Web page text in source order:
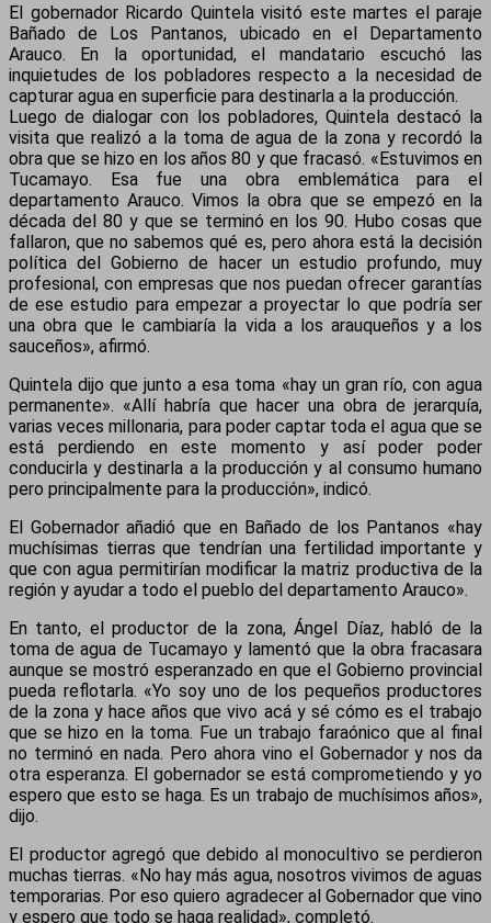
El gobernador Ricardo Quintela visitó este martes el paraje
Bañado de Los Pantanos, ubicado en el Departamento
Arauco. En la oportunidad, el mandatario escuchó las
inquietudes de los pobladores respecto a la necesidad de
capturar agua en superficie para destinarla a la producción.
Luego de dialogar con los pobladores, Quintela destacó la
visita que realizó a la toma de agua de la zona y recordó la
obra que se hizo en los años 80 y que fracasó. «Estuvimos en
Tucamayo. Esa fue una obra emblemática para el
departamento Arauco. Vimos la obra que se empezó en la
década del 80 y que se terminó en los 90. Hubo cosas que
fallaron, que no sabemos qué es, pero ahora está la decisión
política del Gobierno de hacer un estudio profundo, muy
profesional, con empresas que nos puedan ofrecer garantías
de ese estudio para empezar a proyectar lo que podría ser
una obra que le cambiaría la vida a los arauqueños y a los
sauceños», afirmó.
Quintela dijo que junto a esa toma «hay un gran río, con agua
permanente». «Allí habría que hacer una obra de jerarquía,
varias veces millonaria, para poder captar toda el agua que se
está perdiendo en este momento y así poder poder
conducirla y destinarla a la producción y al consumo humano
pero principalmente para la producción», indicó.
El Gobernador añadió que en Bañado de los Pantanos «hay
muchísimas tierras que tendrían una fertilidad importante y
que con agua permitirían modificar la matriz productiva de la
región y ayudar a todo el pueblo del departamento Arauco».
En tanto, el productor de la zona, Ángel Díaz, habló de la
toma de agua de Tucamayo y lamentó que la obra fracasara
aunque se mostró esperanzado en que el Gobierno provincial
pueda reflotarla. «Yo soy uno de los pequeños productores
de la zona y hace años que vivo acá y sé cómo es el trabajo
que se hizo en la toma. Fue un trabajo faraónico que al final
no terminó en nada. Pero ahora vino el Gobernador y nos da
otra esperanza. El gobernador se está comprometiendo y yo
espero que esto se haga. Es un trabajo de muchísimos años»,
dijo.
El productor agregó que debido al monocultivo se perdieron
muchas tierras. «No hay más agua, nosotros vivimos de aguas
temporarias. Por eso quiero agradecer al Gobernador que vino
y espero que todo se haga realidad», completó.